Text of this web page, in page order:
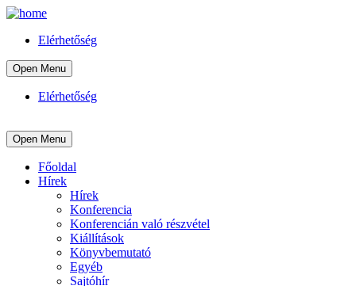
Elérhetőség
Open Menu
Elérhetőség
Open Menu
Főoldal
Hírek
Hírek
Konferencia
Konferencián való részvétel
Kiállítások
Könyvbemutató
Egyéb
Sajtóhír